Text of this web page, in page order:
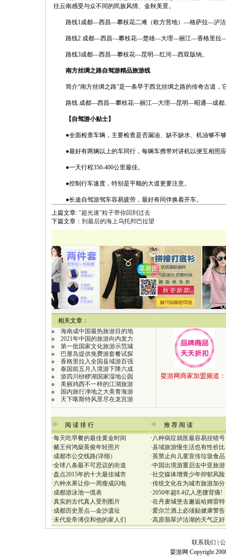
往云南感受与众不同的民族风情、金秋美景。
路线1成都—西昌—攀枝花二滩（欧方营地）—格萨拉—泸
路线2 成都—西昌—攀枝花—楚雄—大理—丽江—香格里拉
路线3成都—西昌—攀枝花—昆明—红河—西双版纳。
南方丝绸之路自驾游精品旅游线
简介“南方丝绸之路”是一条早于西北丝绸之路的传奇古道，
路线 成都—西昌—攀枝花—丽江—大理—昆明—昭通—成都
【自驾游小贴士】
●全面检查车辆，主要检查是否漏油、缺不缺水、机油够不
●最好有两辆以上的车同行，每辆车携带对讲机以便互相照
●一天行程350-400公里最佳。
●控制行车速度，特别是平顺的大道更要注意。
●长途自驾游驾车容易疲劳，最好有同伴换着开车。
上篇文章: "超光速"粒子带你回到过去
下篇文章： 到最后的海上乌托邦巴拉望
相关文章：
海南成中国最热旅游目的地
2021年中国的旅游向内发力
第一批国家文化旅游示范城
巴厘岛提供免费游套餐试探
香格里拉入全国县域游百强
泰国前五月入境游下降六成
游四川桫椤湖国家湿地公园
美丽鸡西不一样的江湖旅游
国内旅行净地之大美青海游
天下喀斯特风景尽在龙宫游
阅 读 排 行
·每天吃早餐的最佳黄金时间
·赌王何鸿燊英俊年轻照片
·成都市公交线路(详细）
·全球八条最不可思议的街道
·盘点2015年的十大最佳城市
·六种水果让你一周瘦成闪电
·成都游泳池一缆表
·真实的古代真人受刑图片
·成都历史景点—金沙遗址
·末代皇帝溥仪和他的家人们
推 荐 阅 读
·八种病症就医最容易挂错号
·县域旅游慢生活也有性价比
·英禁止向儿童宣传垃圾食品
·中国出境游重启去中亚旅游
·社交媒体增青少年抑郁风险
·传统文化在为城市旅游加分
·2050年超8.4亿人患腰背痛!
·在丹麦城堡去邂逅哈姆雷特
·爱尔兰酒上必须贴健康警告
·高原翡翠泸沽湖的天气正好
联系我们
耍游网 Copyright